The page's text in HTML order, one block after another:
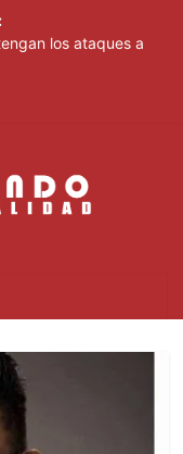
los ataques a
tifón Dolphin y reubica
que EE. UU.
vida a "High School